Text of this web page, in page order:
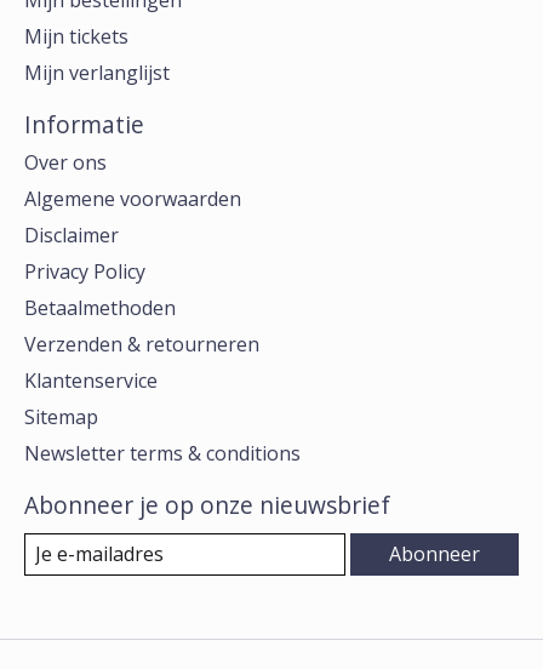
Mijn tickets
Mijn verlanglijst
Informatie
Over ons
Algemene voorwaarden
Disclaimer
Privacy Policy
Betaalmethoden
Verzenden & retourneren
Klantenservice
Sitemap
Newsletter terms & conditions
Abonneer je op onze nieuwsbrief
Abonneer